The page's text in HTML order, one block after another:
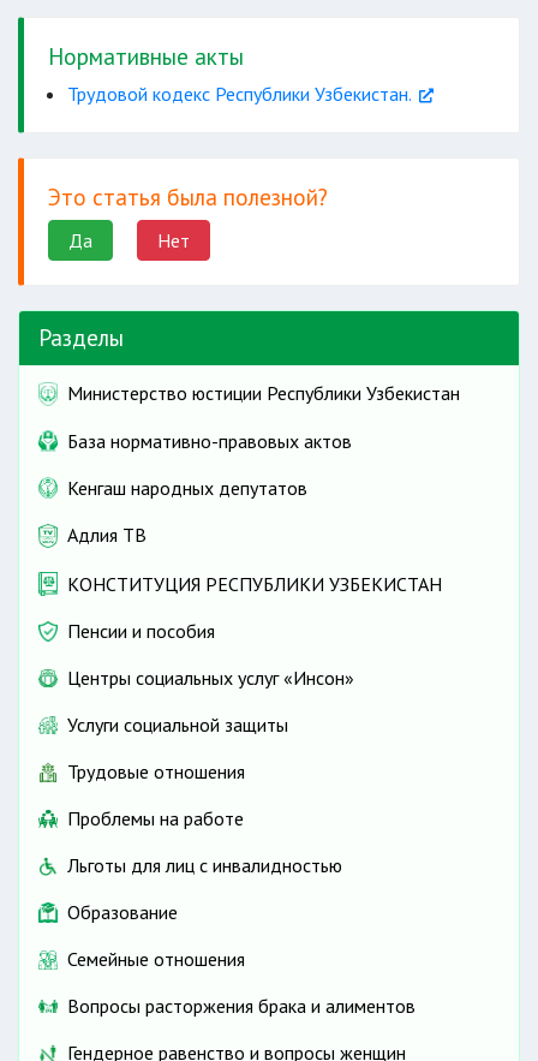
Нормативные акты
Трудовой кодекс Республики Узбекистан.
Это статья была полезной?
Да Нет
Разделы
Министерство юстиции Республики Узбекистан
База нормативно-правовых актов
Кенгаш народных депутатов
Адлия ТВ
КОНСТИТУЦИЯ РЕСПУБЛИКИ УЗБЕКИСТАН
Пенсии и пособия
Центры социальных услуг «Инсон»
Услуги социальной защиты
Трудовые отношения
Проблемы на работе
Льготы для лиц с инвалидностью
Образование
Семейные отношения
Вопросы расторжения брака и алиментов
Гендерное равенство и вопросы женщин